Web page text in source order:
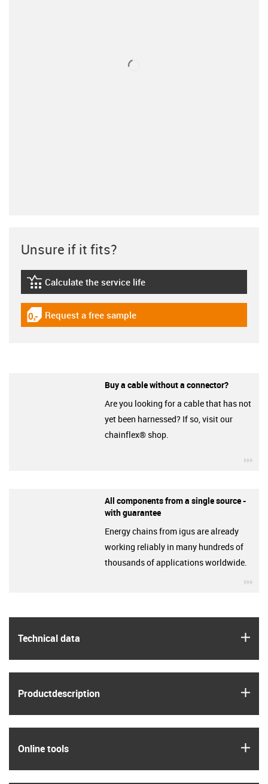
Technical data
Product­description
Online tools
Unsure if it fits?
igus-icon-lebensdauerrechner
Calculate the service life
igus-icon-gratismuster
Request a free sample
Buy a cable without a connector?
Are you looking for a cable that has not
yet been harnessed? If so, visit our
chainflex® shop.
All components from a single source -
with guarantee
Energy chains from igus are already
working reliably in many hundreds of
thousands of applications worldwide.